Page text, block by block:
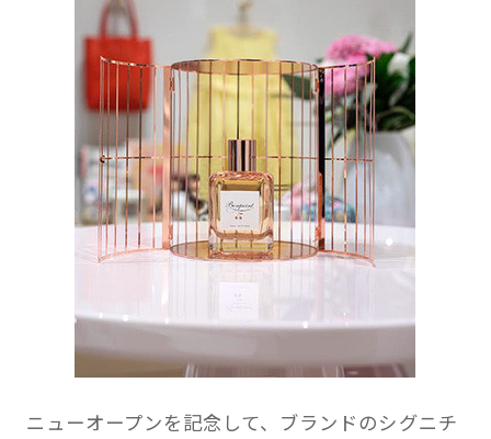
ニューオープンを記念して、ブランドのシグニチ